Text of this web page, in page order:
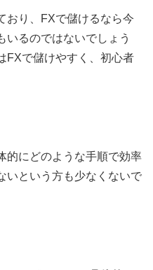
り、 FXで儲けるなら今
いるのではないでしょう
FXで儲けやすく、初心者
的にどのような手順で効率
いという方も少なくないで